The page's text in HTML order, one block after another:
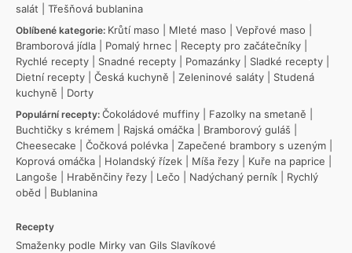
salát
Třešňová bublanina
Oblíbené kategorie: Krůtí maso Mleté maso Vepřové maso
Bramborová jídla
Pomalý hrnec Recepty pro začátečníky
Rychlé recepty
Snadné recepty Pomazánky Sladké recepty
Dietní recepty
Česká kuchyně Zeleninové saláty
Studená
kuchyně
Dorty
Populární recepty: Čokoládové muffiny Fazolky na smetaně
Buchtičky s krémem
Rajská omáčka Bramborový guláš
Cheesecake
Čočková polévka Zapečené brambory s uzeným
Koprová omáčka
Holandský řízek Míša řezy Kuře na paprice
Langoše
Hraběnčiny řezy Lečo Nadýchaný perník
Rychlý
oběd
Bublanina
Recepty
Smaženky podle Mirky van Gils Slavíkové